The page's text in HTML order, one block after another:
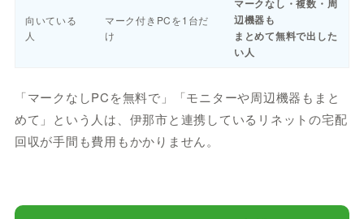
向いている
人
マーク付きPCを1台だ
け
辺機器も
まとめて無料で出した
い人
「マークなしPCを無料で」「モニターや周辺機器もまと
めて」という人は、伊那市と連携しているリネットの宅配
回収が手間も費用もかかりません。